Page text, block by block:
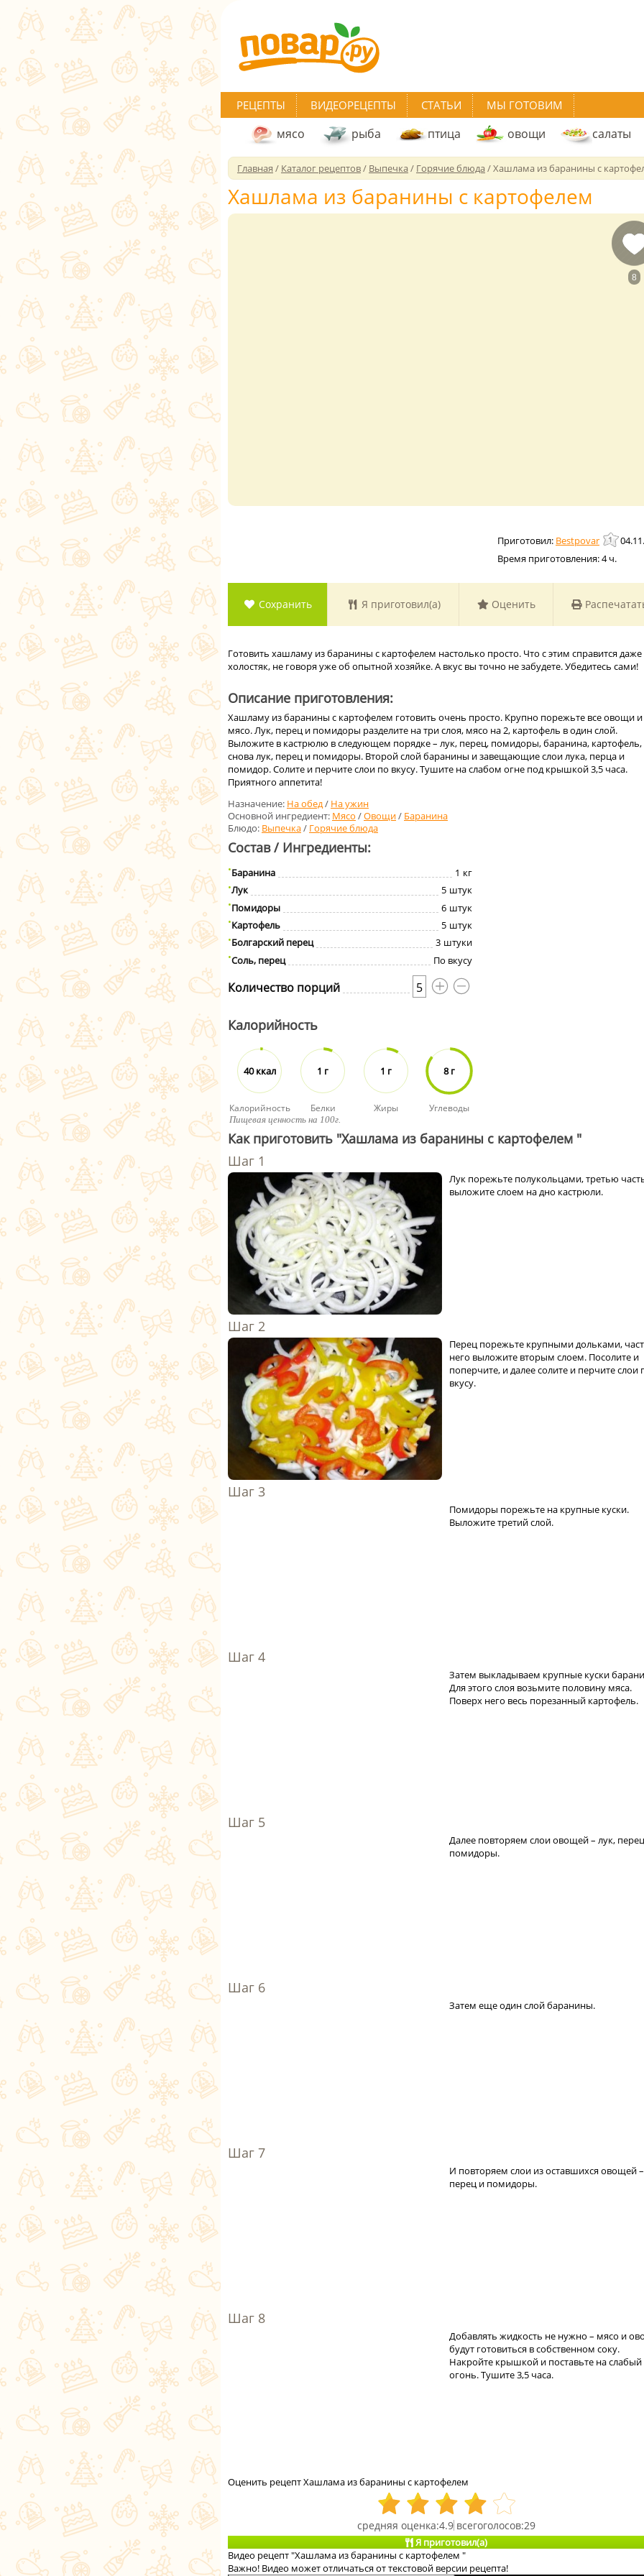
РЕЦЕПТЫ ВИДЕОРЕЦЕПТЫ СТАТЬИ МЫ ГОТОВИМ
мясо рыба птица овощи салаты
Главная / Каталог рецептов/ Выпечка/ Горячие блюда/Хашлама из баранины с
Хашлама из баранины с картофелем
8
Bestpovar
Время приготовления:4 ч.
Сохранить Я приготовил(а) Оценить
Готовить хашламу из баранины с картофелем настолько просто. Что с этим справится даже
холостяк, не говоря уже об опытной хозяйке. А вкус вы точно не забудете. Убедитесь сами!
Описание приготовления:
Хашламу из баранины с картофелем готовить очень просто. Крупно порежьте все овощи и
мясо. Лук, перец и помидоры разделите на три слоя, мясо на 2, картофель в один слой.
Выложите в кастрюлю в следующем порядке – лук, перец, помидоры, баранина, картофель,
снова лук, перец и помидоры. Второй слой баранины и завещающие слои лука, перца и
помидор. Солите и перчите слои по вкусу. Тушите на слабом огне под крышкой 3,5 часа.
Приятного аппетита!
Назначение: На обед/ На ужин
Основной ингредиент: Мясо /Овощи/ Баранина
Блюдо: Выпечка/ Горячие блюда
Состав / Ингредиенты:
Баранина 1 кг
Лук
5 штук
Помидоры
6 штук
Картофель
5 штук
Болгарский перец
3 штуки
Соль, перец
По вкусу
Количество порций 5
Калорийность
40 ккал
Калорийность
1 г
Белки
1 г
Жиры
8 г
Углеводы
Пищевая ценность на 100г.
Как приготовить "Хашлама из баранины с картофелем "
Лук порежьте полукольцами, третью
выложите слоем на дно кастрюли.
Перец порежьте крупными дольками,
него выложите вторым слоем. Посолите и
поперчите, и далее солите и перчите слои
вкусу.
Помидоры порежьте на крупные куски.
Выложите третий слой.
Затем выкладываем крупные куски
Для этого слоя возьмите половину мяса.
Поверх него весь порезанный картофель.
Далее повторяем слои овощей – лук,
помидоры.
Затем еще один слой баранины.
И повторяем слои из оставшихся овощей
перец и помидоры.
Добавлять жидкость не нужно – мясо и
будут готовиться в собственном соку.
Накройте крышкой и поставьте на слабый
огонь. Тушите 3,5 часа.
Оценить рецепт Хашлама из баранины с картофелем
4.9 29
Я приготовил(а)
Видео рецепт "Хашлама из баранины с картофелем "
Важно! Видео может отличаться от текстовой версии рецепта!